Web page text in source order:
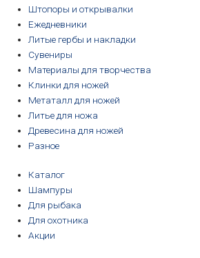
Штопоры и открывалки
Ежедневники
Литые гербы и накладки
Сувениры
Материалы для творчества
Клинки для ножей
Метаталл для ножей
Литье для ножа
Древесина для ножей
Разное
Каталог
Шампуры
Для рыбака
Для охотника
Акции